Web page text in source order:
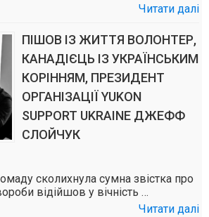
Читати далі
ПІШОВ ІЗ ЖИТТЯ ВОЛОНТЕР,
КАНАДІЄЦЬ ІЗ УКРАЇНСЬКИМ
КОРІННЯМ, ПРЕЗИДЕНТ
ОРГАНІЗАЦІЇ YUKON
SUPPORT UKRAINE ДЖЕФФ
СЛОЙЧУК
сколихнула сумна звістка про
відійшов у вічність …
Читати далі